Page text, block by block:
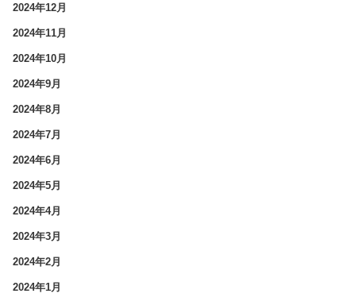
2024年12月
2024年11月
2024年10月
2024年9月
2024年8月
2024年7月
2024年6月
2024年5月
2024年4月
2024年3月
2024年2月
2024年1月